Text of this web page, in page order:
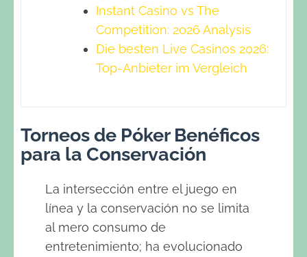
Instant Casino vs The
Competition: 2026 Analysis
Die besten Live Casinos 2026:
Top-Anbieter im Vergleich
Torneos de Póker Benéficos
para la Conservación
La intersección entre el juego en
línea y la conservación no se limita
al mero consumo de
entretenimiento; ha evolucionado